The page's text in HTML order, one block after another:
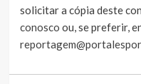
solicitar a cópia deste
conosco ou, se preferir,